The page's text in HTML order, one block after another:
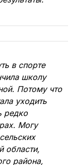
в спорте
школу
Потому что
уходить
редко
Могу
области,
района,